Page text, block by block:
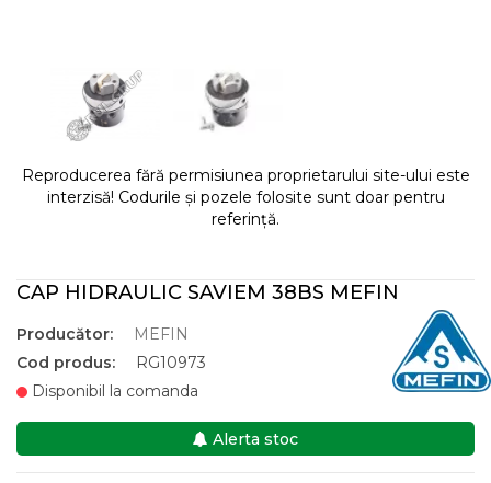
Reproducerea fără permisiunea proprietarului site-ului este
interzisă! Codurile și pozele folosite sunt doar pentru
referință.
CAP HIDRAULIC SAVIEM 38BS MEFIN
Producător:
MEFIN
Cod produs:
RG10973
Disponibil la comanda
Alerta stoc